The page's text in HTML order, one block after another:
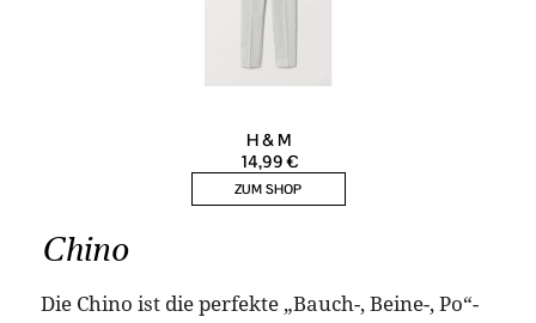
Chino
Die Chino ist die perfekte „Bauch-, Beine-, Po“-